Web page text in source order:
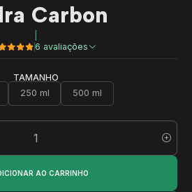
Carbon
6 avaliações
TAMANHO
250 ml 500 ml
AO CARRINHO